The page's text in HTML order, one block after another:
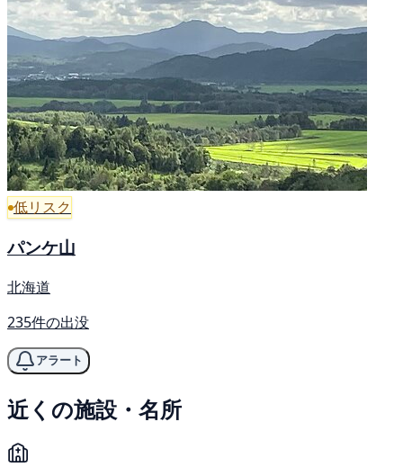
低リスク
パンケ山
北海道
235件の出没
アラート
近くの施設・名所